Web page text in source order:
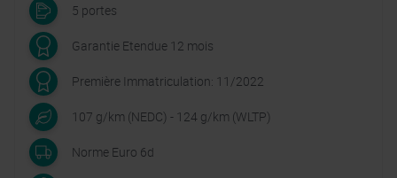
5 portes
Garantie Etendue 12 mois
Première Immatriculation: 11/2022
107 g/km (NEDC) - 124 g/km (WLTP)
Norme Euro 6d